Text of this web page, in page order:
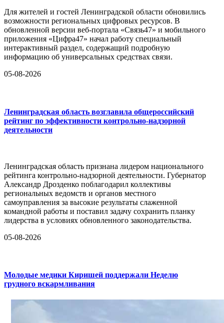
Для жителей и гостей Ленинградской области обновились
возможности региональных цифровых ресурсов. В
обновленной версии веб-портала «Связь47» и мобильного
приложения «Цифра47» начал работу специальный
интерактивный раздел, содержащий подробную
информацию об универсальных средствах связи.
05-08-2026
Ленинградская область возглавила общероссийский
рейтинг по эффективности контрольно-надзорной
деятельности
Ленинградская область признана лидером национального
рейтинга контрольно-надзорной деятельности. Губернатор
Александр Дрозденко поблагодарил коллективы
региональных ведомств и органов местного
самоуправления за высокие результаты слаженной
командной работы и поставил задачу сохранить планку
лидерства в условиях обновленного законодательства.
05-08-2026
Молодые медики Киришей поддержали Неделю
грудного вскармливания